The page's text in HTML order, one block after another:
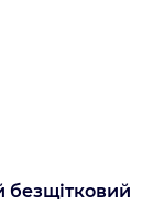
безщітковий